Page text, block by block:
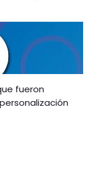
fueron